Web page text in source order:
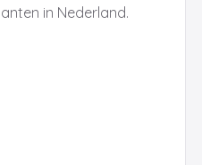
in Nederland.